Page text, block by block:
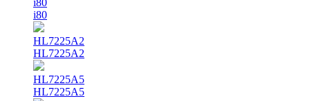
i80
i80
HL7225A2
HL7225A2
HL7225A5
HL7225A5